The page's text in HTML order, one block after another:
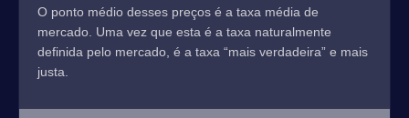
O ponto médio desses preços é a taxa média de
mercado. Uma vez que esta é a taxa naturalmente
definida pelo mercado, é a taxa “mais verdadeira” e mais
justa.